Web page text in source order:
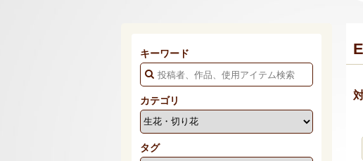
キーワード
カテゴリ
タグ